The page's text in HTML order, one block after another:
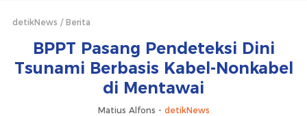
detikNews Berita
BPPT Pasang Pendeteksi Dini
Tsunami Berbasis Kabel-Nonkabel
di Mentawai
Matius Alfons - detikNews